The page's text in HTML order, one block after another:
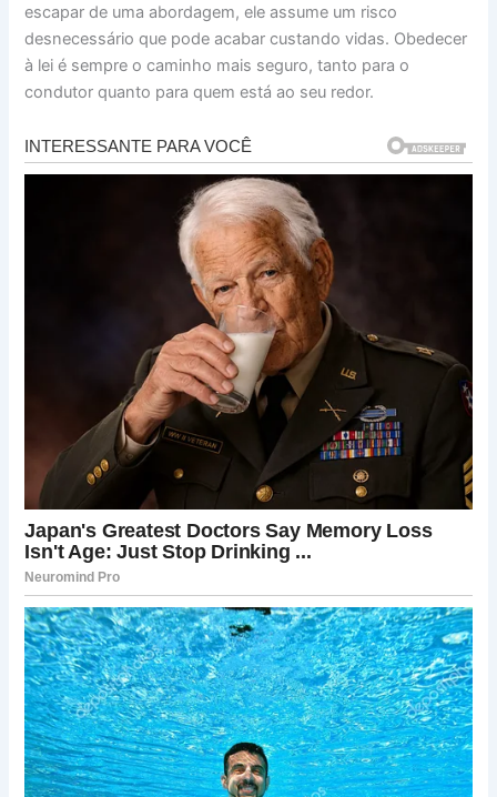
escapar de uma abordagem, ele assume um risco
desnecessário que pode acabar custando vidas. Obedecer
à lei é sempre o caminho mais seguro, tanto para o
condutor quanto para quem está ao seu redor.